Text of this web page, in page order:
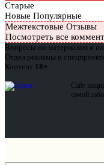
Старые
Новые Популярные
Межтекстовые Отзывы
Посмотреть все
Вопросы по материалам и
Отдел рекламы и
Контент 18+
Сайт
самой